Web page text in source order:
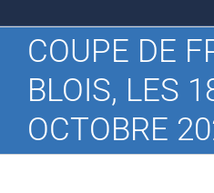
COUPE DE
BLOIS, LES
OCTOBRE